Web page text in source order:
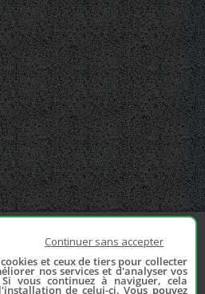
Continuer sans accepter
et ceux de tiers pour collecter
nos services et d'analyser vos
vous continuez à naviguer, cela
de celui-ci. Vous pouvez